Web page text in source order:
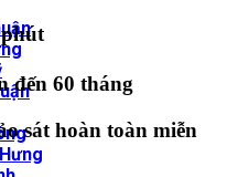
đến 60 tháng
sát hoàn toàn miễn